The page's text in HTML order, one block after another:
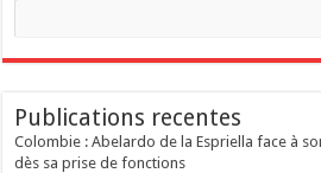
Publications recentes
Colombie : Abelardo de la Espriella face à
dès sa prise de fonctions